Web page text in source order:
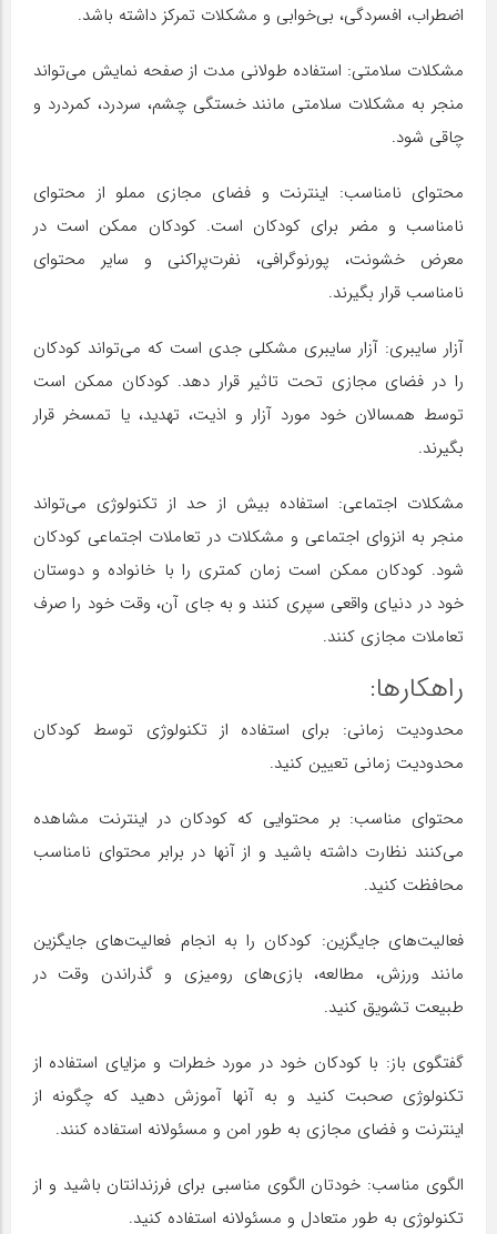
اضطراب، افسردگی، بی‌خوابی و مشکلات تمرکز داشته باشد.
مشکلات سلامتی: استفاده طولانی مدت از صفحه نمایش می‌تواند
منجر به مشکلات سلامتی مانند خستگی چشم، سردرد، کمردرد و
چاقی شود.
محتوای نامناسب: اینترنت و فضای مجازی مملو از محتوای
نامناسب و مضر برای کودکان است. کودکان ممکن است در
معرض خشونت، پورنوگرافی، نفرت‌پراکنی و سایر محتوای
نامناسب قرار بگیرند.
آزار سایبری: آزار سایبری مشکلی جدی است که می‌تواند کودکان
را در فضای مجازی تحت تاثیر قرار دهد. کودکان ممکن است
توسط همسالان خود مورد آزار و اذیت، تهدید، یا تمسخر قرار
بگیرند.
مشکلات اجتماعی: استفاده بیش از حد از تکنولوژی می‌تواند
منجر به انزوای اجتماعی و مشکلات در تعاملات اجتماعی کودکان
شود. کودکان ممکن است زمان کمتری را با خانواده و دوستان
خود در دنیای واقعی سپری کنند و به جای آن، وقت خود را صرف
تعاملات مجازی کنند.
راهکارها:
محدودیت زمانی: برای استفاده از تکنولوژی توسط کودکان
محدودیت زمانی تعیین کنید.
محتوای مناسب: بر محتوایی که کودکان در اینترنت مشاهده
می‌کنند نظارت داشته باشید و از آنها در برابر محتوای نامناسب
محافظت کنید.
فعالیت‌های جایگزین: کودکان را به انجام فعالیت‌های جایگزین
مانند ورزش، مطالعه، بازی‌های رومیزی و گذراندن وقت در
طبیعت تشویق کنید.
گفتگوی باز: با کودکان خود در مورد خطرات و مزایای استفاده از
تکنولوژی صحبت کنید و به آنها آموزش دهید که چگونه از
اینترنت و فضای مجازی به طور امن و مسئولانه استفاده کنند.
الگوی مناسب: خودتان الگوی مناسبی برای فرزندانتان باشید و از
تکنولوژی به طور متعادل و مسئولانه استفاده کنید.